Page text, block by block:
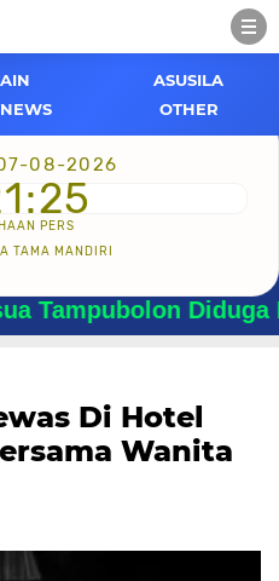
ASUSILA
OTHER
08-2026
PERS
TAMA MANDIRI
Diduga
Di Hotel
Wanita